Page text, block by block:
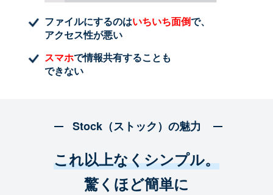
ファイルにするのはいちいち面倒で、
アクセス性が悪い
スマホで情報共有することも
できない
Stock（ストック）の魅力
これ以上なくシンプル。
驚くほど簡単に